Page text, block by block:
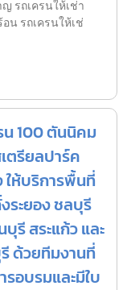
รถเครนให้เช่า
น รถเครนให้เช่
น 100 ตันนิคม
ตรียลปาร์ค
ให้บริการพื้นที่
ระยอง ชลบุรี
บุรี สระแก้ว และ
ด้วยทีมงานที่
รอบรมและมีใบ